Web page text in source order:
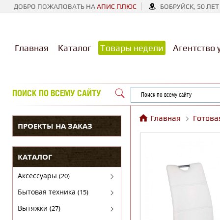
ДОБРО ПОЖАЛОВАТЬ НААПИС ПЛЮС БОБРУЙСК, 50
Главная Каталог Товары недели Агентство
ПОИСК ПО ВСЕМУ САЙТУ
ПРОЕКТЫ НА ЗАКАЗ
КАТАЛОГ
Аксессуары (20)
Аксессуары для бытовой техники
Бытовая техника (15)
Духовые шкафы
Вытяжки (27)
Главная